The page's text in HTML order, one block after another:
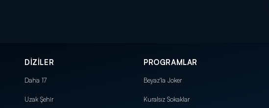
DİZİLER
Daha 17
Uzak Şehir
PROGRAMLAR
Beyaz'la Joker
Kuralsız Sokaklar